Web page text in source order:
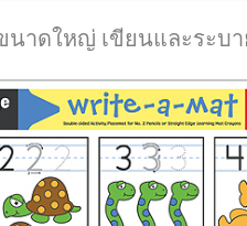
ขนาดใหญ่ เขียนและระ